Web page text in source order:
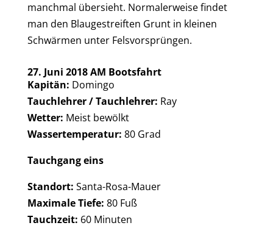
manchmal übersieht. Normalerweise findet
man den Blaugestreiften Grunt in kleinen
Schwärmen unter Felsvorsprüngen.
27. Juni 2018 AM Bootsfahrt
Kapitän: Domingo
Tauchlehrer / Tauchlehrer: Ray
Wetter: Meist bewölkt
Wassertemperatur: 80 Grad
Tauchgang eins
Standort: Santa-Rosa-Mauer
Maximale Tiefe: 80 Fuß
Tauchzeit: 60 Minuten